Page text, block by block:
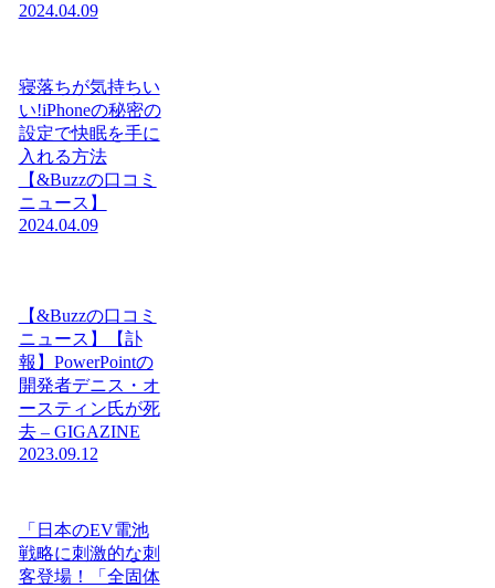
2024.04.09
寝落ちが気持ちい
い!iPhoneの秘密の
設定で快眠を手に
入れる方法
【&Buzzの口コミ
ニュース】
2024.04.09
【&Buzzの口コミ
ニュース】【訃
報】PowerPointの
開発者デニス・オ
ースティン氏が死
去 – GIGAZINE
2023.09.12
「日本のEV電池
戦略に刺激的な刺
客登場！「全固体